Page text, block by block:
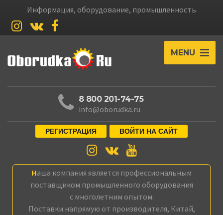
Информация, оборудование, промышленность
MENU
8 800 201-74-75
info@oborudka.ru
РЕГИСТРАЦИЯ ВОЙТИ НА САЙТ
Наша компания является профессиональным
поставщиком промышленного оборудования
с многолетним опытом.
Поставки напрямую от производителя, Китай,